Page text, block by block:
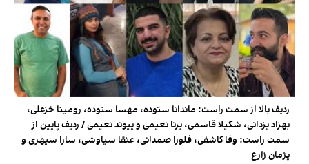
ردیف بالا از سمت راست: ماندانا ستوده، مهسا ستوده، رومینا خزعلی،
بهزاد یزدانی، شکیلا قاسمی، برنا نعیمی و پیوند نعیمی / ردیف پایین از
سمت راست: وفا کاشفی، فلورا صمدانی، عنقا سیاوشی، سارا سپهری و
پژمان زارع